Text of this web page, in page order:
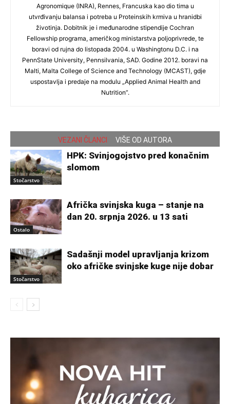
Agronomique (INRA), Rennes, Francuska kao dio tima u
utvrđivanju balansa i potreba u Proteinskih krmiva u hranidbi
životinja. Dobitnik je i međunarodne stipendije Cochran
Fellowship programa, američkog ministarstva poljoprivrede, te
boravi od rujna do listopada 2004. u Washingtonu D.C. i na
PennState University, Pennsilvania, SAD. Godine 2012. boravi na
Malti, Malta College of Science and Technology (MCAST), gdje
uspostavlja i predaje na modulu „Applied Animal Health and
Nutrition”.
VEZANI ČLANCI VIŠE OD AUTORA
Stočarstvo
HPK: Svinjogojstvo pred konačnim
slomom
Ostalo
Afrička svinjska kuga – stanje na
dan 20. srpnja 2026. u 13 sati
Stočarstvo
Sadašnji model upravljanja krizom
oko afričke svinjske kuge nije dobar